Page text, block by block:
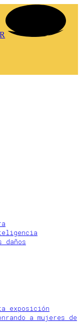
exposición
a mujeres de